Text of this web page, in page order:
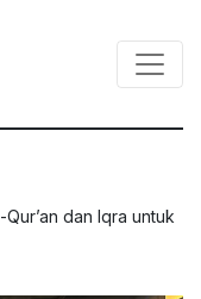
dan Iqra untuk